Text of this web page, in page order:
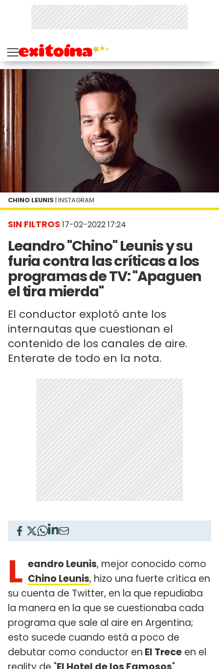
SIN FILTROS 17-02-2022 17:24
Leandro "Chino" Leunis y su
furia contra las críticas a los
programas de TV: "Apaguen
el tira mierda"
El conductor explotó ante los
internautas que cuestionan el
contenido de los canales de aire.
Enterate de todo en la nota.
CHINO LEUNIS | INSTAGRAM
L eandro Leunis, mejor conocido como
Chino Leunis, hizo una fuerte crítica en
su cuenta de Twitter, en la que repudiaba
la manera en la que se cuestionaba cada
programa que sale al aire en Argentina;
esto sucede cuando está a poco de
debutar como conductor en El Trece en el